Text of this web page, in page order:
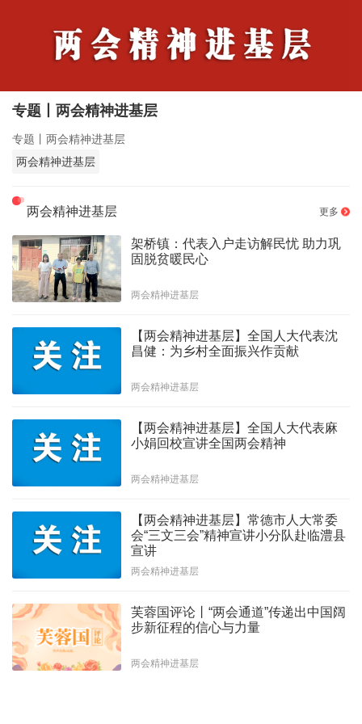
专题丨两会精神进基层
专题丨两会精神进基层
两会精神进基层
两会精神进基层 更多
架桥镇：代表入户走访解民忧 助力巩
固脱贫暖民心
两会精神进基层
【两会精神进基层】全国人大代表沈
昌健：为乡村全面振兴作贡献
两会精神进基层
【两会精神进基层】全国人大代表麻
小娟回校宣讲全国两会精神
两会精神进基层
【两会精神进基层】常德市人大常委
会“三文三会”精神宣讲小分队赴临澧县
宣讲
两会精神进基层
芙蓉国评论丨“两会通道”传递出中国阔
步新征程的信心与力量
两会精神进基层